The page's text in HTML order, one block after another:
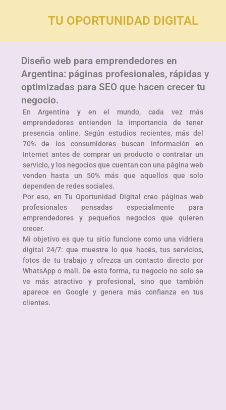
TU OPORTUNIDAD DIGITAL
Diseño web para emprendedores en
Argentina: páginas profesionales, rápidas y
optimizadas para SEO que hacen crecer tu
negocio.
En Argentina y en el mundo, cada vez más
emprendedores entienden la importancia de tener
presencia online. Según estudios recientes, más del
70% de los consumidores buscan información en
Internet antes de comprar un producto o contratar un
servicio, y los negocios que cuentan con una página web
venden hasta un 50% más que aquellos que solo
dependen de redes sociales.
Por eso, en Tu Oportunidad Digital creo páginas web
profesionales pensadas especialmente para
emprendedores y pequeños negocios que quieren
crecer.
Mi objetivo es que tu sitio funcione como una vidriera
digital 24/7: que muestre lo que hacés, tus servicios,
fotos de tu trabajo y ofrezca un contacto directo por
WhatsApp o mail. De esta forma, tu negocio no solo se
ve más atractivo y profesional, sino que también
aparece en Google y genera más confianza en tus
clientes.